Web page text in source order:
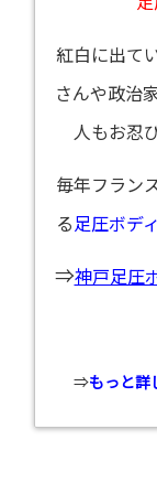
紅白に出て
さんや政治
人もお忍
毎年フラン
る 足圧ボデ
⇒神戸足圧
⇒もっと詳